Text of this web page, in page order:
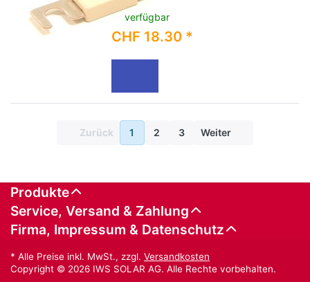
verfügbar
CHF 18.30 *
Zurück 1 2 3 Weiter
Produkte
Service, Versand & Zahlung
Firma, Impressum & Datenschutz
* Alle Preise inkl. MwSt., zzgl. Versandkosten
Copyright © 2026 IWS SOLAR AG. Alle Rechte vorbehalten.